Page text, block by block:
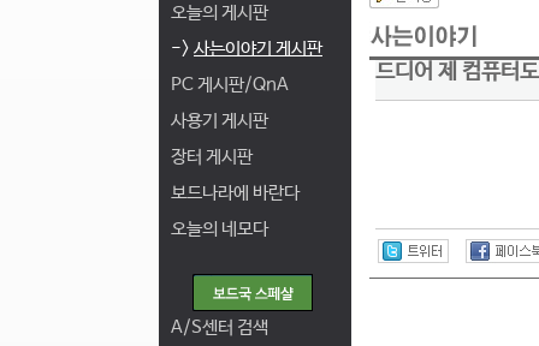
오늘의 게시판
-> 사는이야기 게시판
PC 게시판/QnA
사용기 게시판
장터 게시판
보드나라에 바란다
오늘의 네모다
A/S센터 검색
드디어 제 컴퓨터